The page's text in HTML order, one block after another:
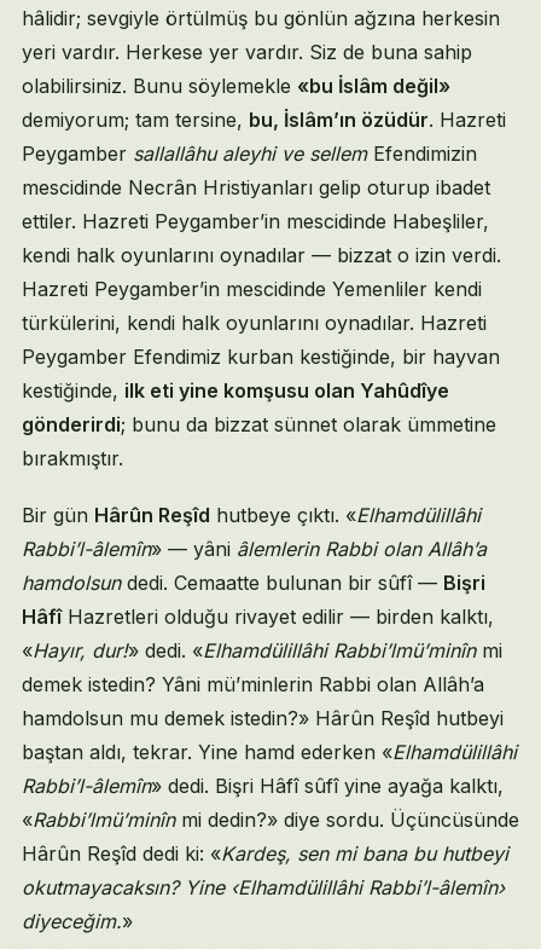
Beğenilme İsteğinin Terbiyesi, Kıskançlık ve Kalbdeki Dört
«Şikâyet Ettiği Şey Kendisinde Vardır» Disiplini ve
Türkiye’de Tarîkat Yoktur Tezi, Tekkenin Kapatılışı ve
Şeyhin Para Toplamaması, Dünün-Bugünün Müslümanı
Tezgâhtar Kıza Cevap, Kültür İmparatorluğu ve Kapanış
Kaynakça
Niyâz
İlgili Sohbetler
hâlidir; sevgiyle örtülmüş bu gönlün ağzına herkesin
yeri vardır. Herkese yer vardır. Siz de buna sahip
olabilirsiniz. Bunu söylemekle «bu İslâm değil»
demiyorum; tam tersine, bu, İslâm’ın özüdür. Hazreti
Peygamber sallallâhu aleyhi ve sellemEfendimizin
mescidinde Necrân Hristiyanları gelip oturup ibadet
ettiler. Hazreti Peygamber’in mescidinde Habeşliler,
kendi halk oyunlarını oynadılar — bizzat o izin verdi.
Hazreti Peygamber’in mescidinde Yemenliler kendi
türkülerini, kendi halk oyunlarını oynadılar. Hazreti
Peygamber Efendimiz kurban kestiğinde, bir hayvan
kestiğinde, ilk eti yine komşusu olan Yahûdîye
gönderirdi; bunu da bizzat sünnet olarak ümmetine
bırakmıştır.
Bir gün Hârûn Reşîd hutbeye çıktı. «Elhamdülillâhi
Rabbi’l-âlemîn» — yâni âlemlerin Rabbi olan Allâh’a
hamdolsundedi. Cemaatte bulunan bir sûfî — Bişri
HâfîHazretleri olduğu rivayet edilir — birden kalktı,
«Hayır, dur!» dedi. «Elhamdülillâhi Rabbi’lmü’minînmi
demek istedin? Yâni mü’minlerin Rabbi olan Allâh’a
hamdolsun mu demek istedin?» Hârûn Reşîd hutbeyi
baştan aldı, tekrar. Yine hamd ederken «Elhamdülillâhi
Rabbi’l-âlemîn» dedi. Bişri Hâfî sûfî yine ayağa kalktı,
«Rabbi’lmü’minînmi dedin?» diye sordu. Üçüncüsünde
Hârûn Reşîd dedi ki: «Kardeş, sen mi bana bu hutbeyi
okutmayacaksın? Yine ‹Elhamdülillâhi Rabbi’l-âlemîn›
diyeceğim.»